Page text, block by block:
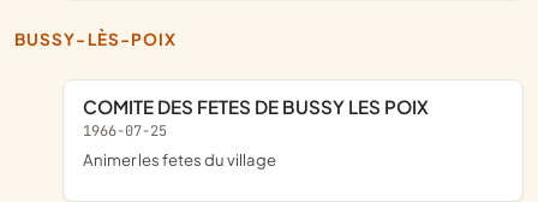
BUSSY-LÈS-POIX
COMITE DES FETES DE BUSSY LES POIX
1966-07-25
animer les fetes du village